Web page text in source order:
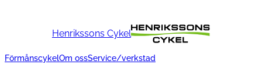
Henrikssons Cykel
FörmånscykelOm ossService/verkstad